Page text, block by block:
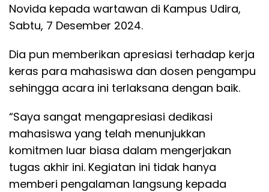
Novida kepada wartawan di Kampus Udira,
Sabtu, 7 Desember 2024.
Dia pun memberikan apresiasi terhadap kerja
keras para mahasiswa dan dosen pengampu
sehingga acara ini terlaksana dengan baik.
“Saya sangat mengapresiasi dedikasi
mahasiswa yang telah menunjukkan
komitmen luar biasa dalam mengerjakan
tugas akhir ini. Kegiatan ini tidak hanya
memberi pengalaman langsung kepada